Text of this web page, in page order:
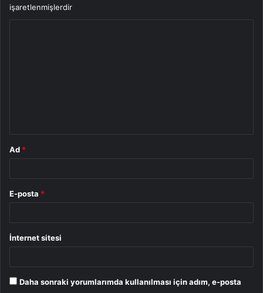
işaretlenmişlerdir
Ad *
E-posta *
İnternet sitesi
Daha sonraki yorumlarımda kullanılması için adım, e-posta